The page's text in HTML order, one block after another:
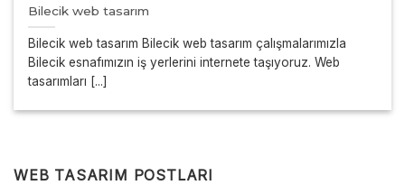
Bilecik web tasarım
Bilecik web tasarım Bilecik web tasarım çalışmalarımızla
Bilecik esnafımızın iş yerlerini internete taşıyoruz. Web
tasarımları [...]
WEB TASARIM POSTLARI